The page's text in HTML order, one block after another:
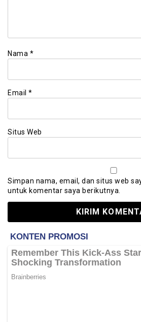
Nama *
Email *
Situs Web
Simpan nama, email, dan situs web
untuk komentar saya berikutnya.